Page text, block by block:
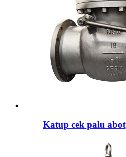
Katup cek palu abot